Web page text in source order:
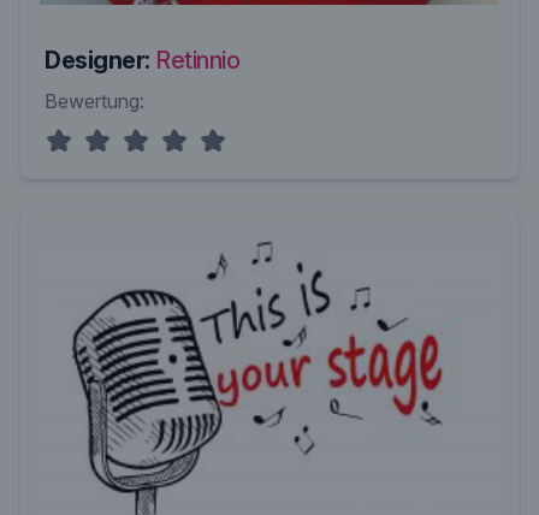
Designer: Retinnio
Bewertung: